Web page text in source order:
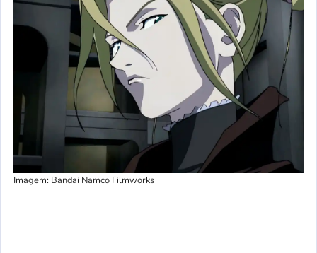
Imagem: Bandai Namco Filmworks